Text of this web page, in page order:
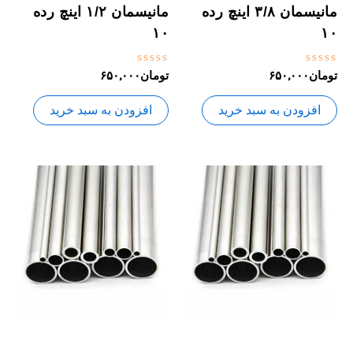
مانیسمان ۳/۸ اینچ رده
۱۰
نمره
0
از
5
تومان۶۵۰,۰۰۰
افزودن به سبد خرید
مانیسمان ۱/۲ اینچ رده
۱۰
نمره
0
از
5
تومان۶۵۰,۰۰۰
افزودن به سبد خرید